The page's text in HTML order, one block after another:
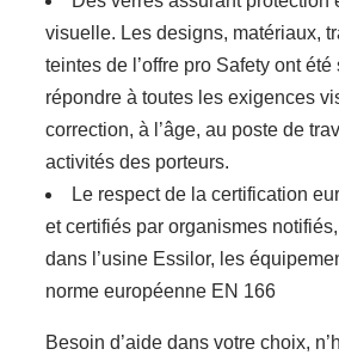
visuelle. Les designs, matériaux,
teintes de l’offre pro Safety ont
répondre à toutes les exigences
correction, à l’âge, au poste de
activités des porteurs.
Le respect de la certification
et certifiés par organismes
dans l’usine Essilor, les
norme européenne EN 166
Besoin d’aide dans votre choix,